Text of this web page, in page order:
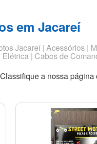
em Jacareí
Jacareí | Acessórios |
| Cabos de
Classifique a nossa página